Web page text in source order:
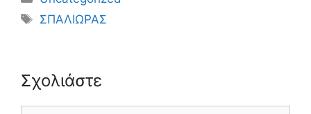
Ετικέτες
ΣΠΑΛΙΩΡΑΣ
Σχολιάστε